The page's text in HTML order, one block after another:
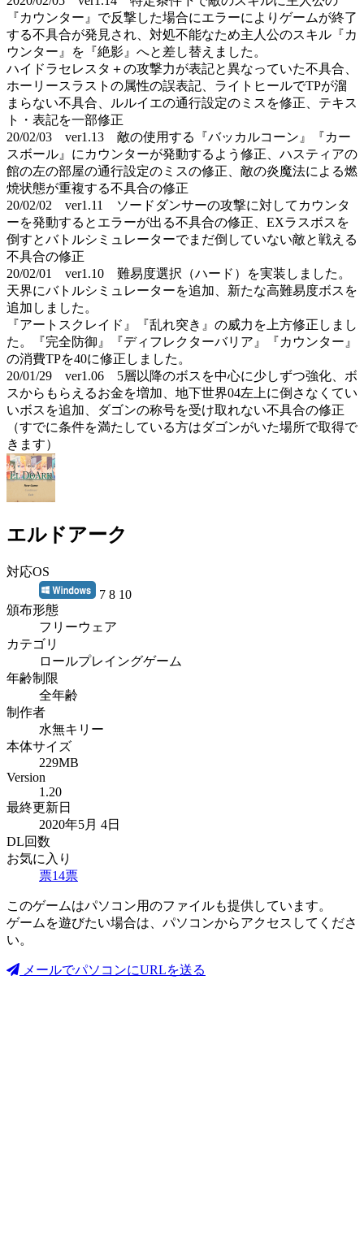
『カウンター』で反撃した場合にエラーによりゲームが終了
する不具合が発見され、対処不能なため主人公のスキル『カ
ウンター』を『絶影』へと差し替えました。
ハイドラセレスタ＋の攻撃力が表記と異なっていた不具合、
ホーリースラストの属性の誤表記、ライトヒールでTPが溜
まらない不具合、ルルイエの通行設定のミスを修正、テキス
ト・表記を一部修正
20/02/03 ver1.13 敵の使用する『バッカルコーン』『カー
スボール』にカウンターが発動するよう修正、ハスティアの
館の左の部屋の通行設定のミスの修正、敵の炎魔法による燃
焼状態が重複する不具合の修正
20/02/02 ver1.11 ソードダンサーの攻撃に対してカウンタ
ーを発動するとエラーが出る不具合の修正、EXラスボスを
倒すとバトルシミュレーターでまだ倒していない敵と戦える
不具合の修正
20/02/01 ver1.10 難易度選択（ハード）を実装しました。
天界にバトルシミュレーターを追加、新たな高難易度ボスを
追加しました。
『アートスクレイド』『乱れ突き』の威力を上方修正しまし
た。『完全防御』『ディフレクターバリア』『カウンター』
の消費TPを40に修正しました。
20/01/29 ver1.06 5層以降のボスを中心に少しずつ強化、ボ
スからもらえるお金を増加、地下世界04左上に倒さなくてい
いボスを追加、ダゴンの称号を受け取れない不具合の修正
（すでに条件を満たしている方はダゴンがいた場所で取得で
きます）
エルドアーク
対応OS
7 8 10
頒布形態
フリーウェア
カテゴリ
ロールプレイングゲーム
年齢制限
全年齢
制作者
水無キリー
本体サイズ
229MB
Version
1.20
最終更新日
2020年5月 4日
DL回数
お気に入り
票14票
このゲームはパソコン用のファイルも提供しています。
ゲームを遊びたい場合は、パソコンからアクセスしてくださ
い。
メールでパソコンにURLを送る